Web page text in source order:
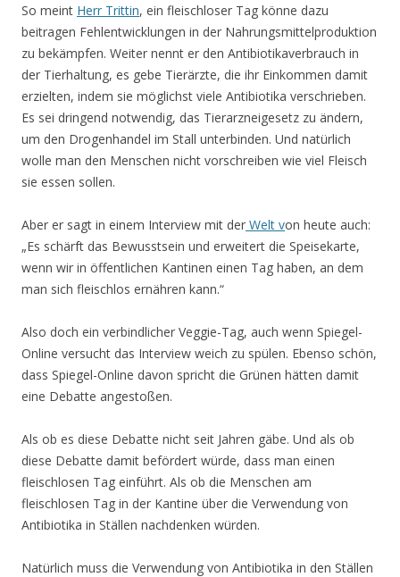
So meint Herr Trittin, ein fleischloser Tag könne dazu
beitragen Fehlentwicklungen in der Nahrungsmittelproduktion
zu bekämpfen. Weiter nennt er den Antibiotikaverbrauch in
der Tierhaltung, es gebe Tierärzte, die ihr Einkommen damit
erzielten, indem sie möglichst viele Antibiotika verschrieben.
Es sei dringend notwendig, das Tierarzneigesetz zu ändern,
um den Drogenhandel im Stall unterbinden. Und natürlich
wolle man den Menschen nicht vorschreiben wie viel Fleisch
sie essen sollen.
Aber er sagt in einem Interview mit der Welt von heute auch:
„Es schärft das Bewusstsein und erweitert die Speisekarte,
wenn wir in öffentlichen Kantinen einen Tag haben, an dem
man sich fleischlos ernähren kann.“
Also doch ein verbindlicher Veggie-Tag, auch wenn Spiegel-
Online versucht das Interview weich zu spülen. Ebenso schön,
dass Spiegel-Online davon spricht die Grünen hätten damit
eine Debatte angestoßen.
Als ob es diese Debatte nicht seit Jahren gäbe. Und als ob
diese Debatte damit befördert würde, dass man einen
fleischlosen Tag einführt. Als ob die Menschen am
fleischlosen Tag in der Kantine über die Verwendung von
Antibiotika in Ställen nachdenken würden.
Natürlich muss die Verwendung von Antibiotika in den Ställen